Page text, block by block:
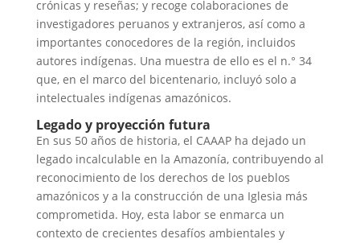
crónicas y reseñas; y recoge colaboraciones de
investigadores peruanos y extranjeros, así como a
importantes conocedores de la región, incluidos
autores indígenas. Una muestra de ello es el n.° 34
que, en el marco del bicentenario, incluyó solo a
intelectuales indígenas amazónicos.
Legado y proyección futura
En sus 50 años de historia, el CAAAP ha dejado un
legado incalculable en la Amazonía, contribuyendo al
reconocimiento de los derechos de los pueblos
amazónicos y a la construcción de una Iglesia más
comprometida. Hoy, esta labor se enmarca un
contexto de crecientes desafíos ambientales y